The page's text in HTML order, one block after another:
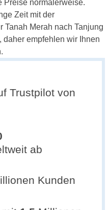
Preise normalerweise.
Zeit mit der
Tanah Merah nach Tanjung
daher empfehlen wir Ihnen
Trustpilot von
ab
Kunden